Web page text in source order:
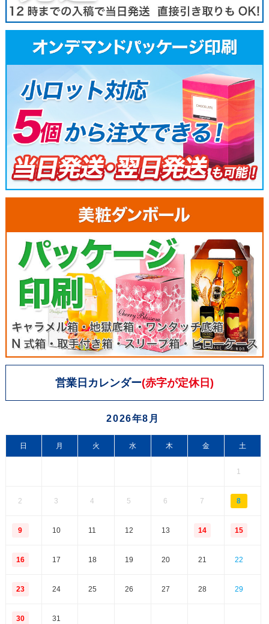
営業日カレンダー(赤字が定休日)
2026年8月
日 月 火 水 木 金 土
1
2 3 4 5 6 7 8
9 10 11 12 13 14 15
16 17 18 19 20 21 22
23 24 25 26 27 28 29
30 31